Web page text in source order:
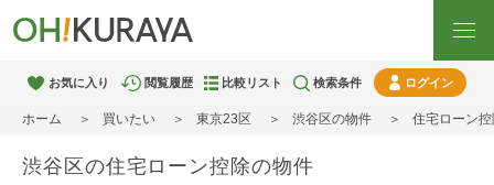
お気に入り 閲覧履歴 比較リスト 検索条件 ログイン
ホーム 買いたい 東京23区 渋谷区の物件 住宅ローン
渋谷区の住宅ローン控除の物件